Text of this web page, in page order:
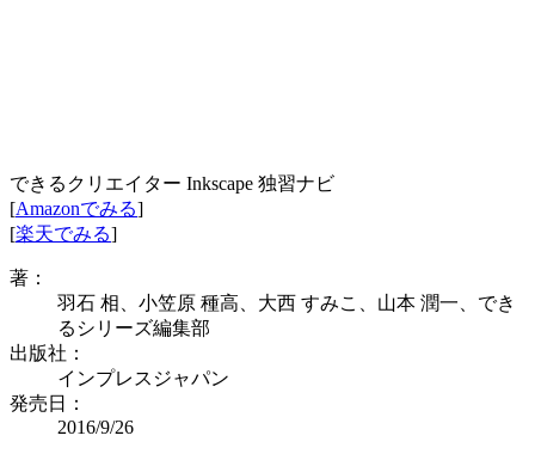
できるクリエイター Inkscape 独習ナビ
[Amazonでみる]
[楽天でみる]
著：
羽石 相、小笠原 種高、大西 すみこ、山本 潤一、でき
るシリーズ編集部
出版社：
インプレスジャパン
発売日：
2016/9/26